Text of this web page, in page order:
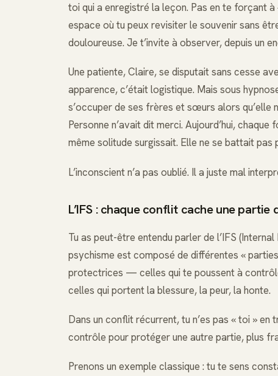
toi qui a enregistré la leçon. Pas en te forçant
espace où tu peux revisiter le souvenir sans
douloureuse. Je t’invite à observer, depuis un
Une patiente, Claire, se disputait sans cesse
apparence, c’était logistique. Mais sous
s’occuper de ses frères et sœurs alors qu’elle
Personne n’avait dit merci. Aujourd’hui,
même solitude surgissait. Elle ne se battait
L’inconscient n’a pas oublié. Il a juste mal
L’IFS : chaque conflit cache une partie
Tu as peut-être entendu parler de l’IFS
psychisme est composé de différentes «
protectrices — celles qui te poussent à
celles qui portent la blessure, la peur, la honte.
Dans un conflit récurrent, tu n’es pas « toi » en
contrôle pour protéger une autre partie, plus
Prenons un exemple classique : tu te sens